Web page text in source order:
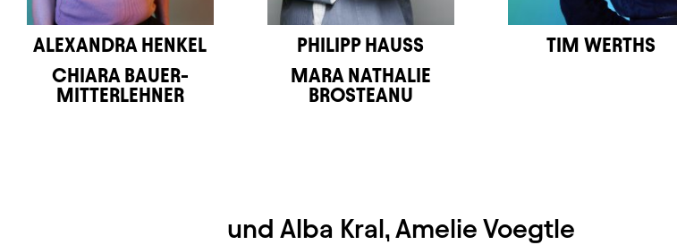
ALEXANDRA HENKEL PHILIPP HAUSS TIM WERTHS
CHIARA BAUER-
MITTERLEHNER
MARA NATHALIE
BROSTEANU
und Alba Kral, Amelie Voegtle